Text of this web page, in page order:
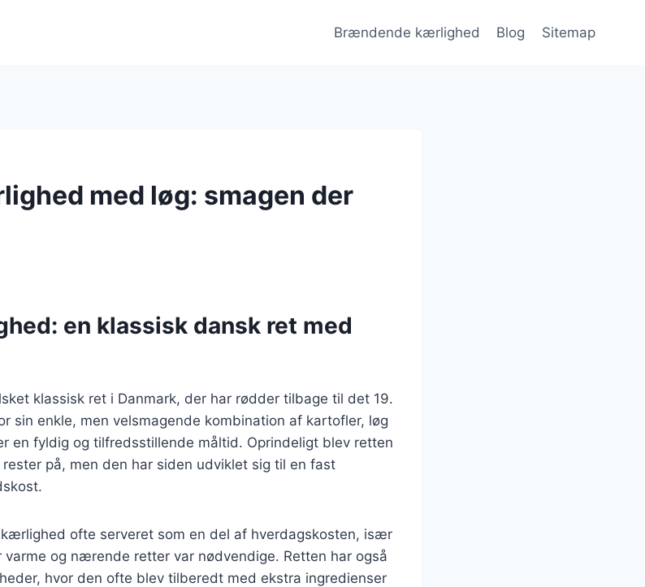
Brændende kærlighed Blog Sitemap
med løg: smagen der
en klassisk dansk ret med
klassisk ret i Danmark, der har rødder tilbage til det 19.
sin enkle, men velsmagende kombination af kartofler, løg
en fyldig og tilfredsstillende måltid. Oprindeligt blev retten
på, men den har siden udviklet sig til en fast
ofte serveret som en del af hverdagskosten, især
og nærende retter var nødvendige. Retten har også
hvor den ofte blev tilberedt med ekstra ingredienser